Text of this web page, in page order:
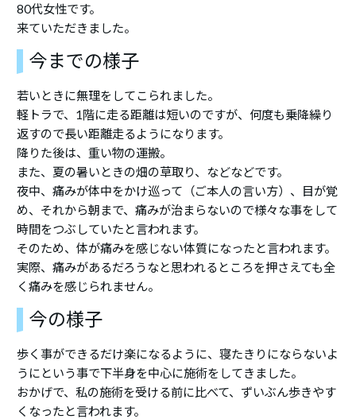
80代女性です。
来ていただきました。
今までの様子
若いときに無理をしてこられました。
軽トラで、1階に走る距離は短いのですが、何度も乗降繰り
返すので長い距離走るようになります。
降りた後は、重い物の運搬。
また、夏の暑いときの畑の草取り、などなどです。
夜中、痛みが体中をかけ巡って（ご本人の言い方）、目が覚
め、それから朝まで、痛みが治まらないので様々な事をして
時間をつぶしていたと言われます。
そのため、体が痛みを感じない体質になったと言われます。
実際、痛みがあるだろうなと思われるところを押さえても全
く痛みを感じられません。
今の様子
歩く事ができるだけ楽になるように、寝たきりにならないよ
うにという事で下半身を中心に施術をしてきました。
おかげで、私の施術を受ける前に比べて、ずいぶん歩きやす
くなったと言われます。